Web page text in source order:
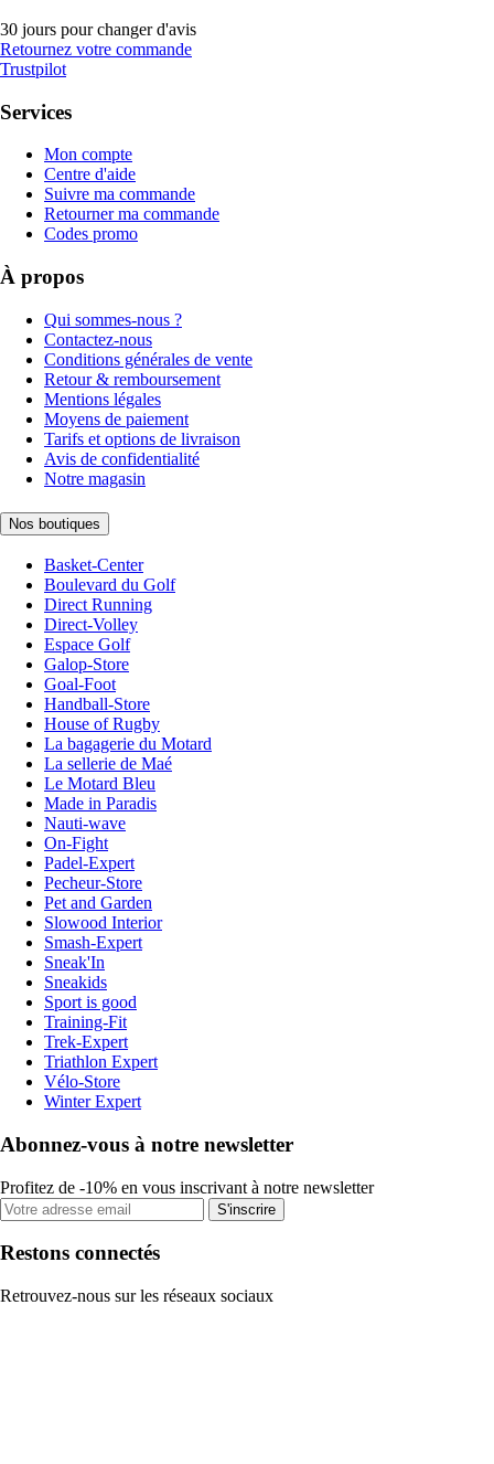
30 jours pour changer d'avis
Retournez votre commande
Trustpilot
Services
Mon compte
Centre d'aide
Suivre ma commande
Retourner ma commande
Codes promo
À propos
Qui sommes-nous ?
Contactez-nous
Conditions générales de vente
Retour & remboursement
Mentions légales
Moyens de paiement
Tarifs et options de livraison
Avis de confidentialité
Notre magasin
Nos boutiques
Basket-Center
Boulevard du Golf
Direct Running
Direct-Volley
Espace Golf
Galop-Store
Goal-Foot
Handball-Store
House of Rugby
La bagagerie du Motard
La sellerie de Maé
Le Motard Bleu
Made in Paradis
Nauti-wave
On-Fight
Padel-Expert
Pecheur-Store
Pet and Garden
Slowood Interior
Smash-Expert
Sneak'In
Sneakids
Sport is good
Training-Fit
Trek-Expert
Triathlon Expert
Vélo-Store
Winter Expert
Abonnez-vous à notre newsletter
Profitez de -10% en vous inscrivant à notre newsletter
S'inscrire
Restons connectés
Retrouvez-nous sur les réseaux sociaux